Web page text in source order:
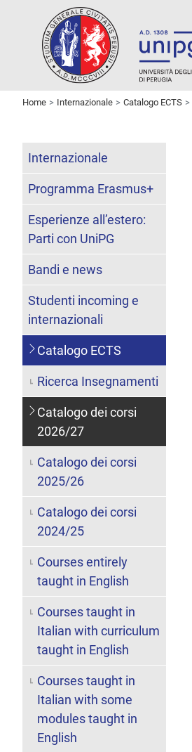
Home Internazionale Catalogo ECTS
Internazionale
Programma Erasmus+
Esperienze all’estero:
Parti con UniPG
Bandi e news
Studenti incoming e
internazionali
Catalogo ECTS
Ricerca Insegnamenti
Catalogo dei corsi
2026/27
Catalogo dei corsi
2025/26
Catalogo dei corsi
2024/25
Courses entirely
taught in English
Courses taught in
Italian with curriculum
taught in English
Courses taught in
Italian with some
modules taught in
English